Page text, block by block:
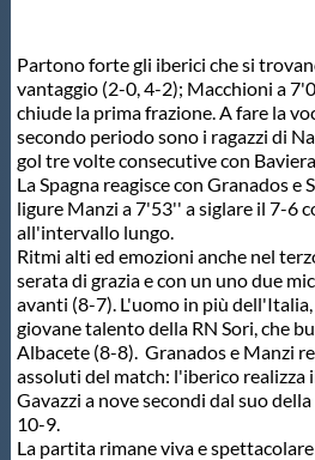
Centri Federali
Area Legislativa
Protezione Civile
Qualità
Sostenibilità
Partono forte gli iberici che si
vantaggio (2-0, 4-2); Macchioni a
chiude la prima frazione. A fare la
secondo periodo sono i ragazzi di
gol tre volte consecutive con
La Spagna reagisce con Granados e
ligure Manzi a 7'53'' a siglare il 7-6
all'intervallo lungo.
Ritmi alti ed emozioni anche nel
serata di grazia e con un uno due
avanti (8-7). L'uomo in più
giovane talento della RN Sori, che
Albacete (8-8). Granados e Manzi
assoluti del match: l'iberico realizza
Gavazzi a nove secondi dal suo
10-9.
La partita rimane viva e